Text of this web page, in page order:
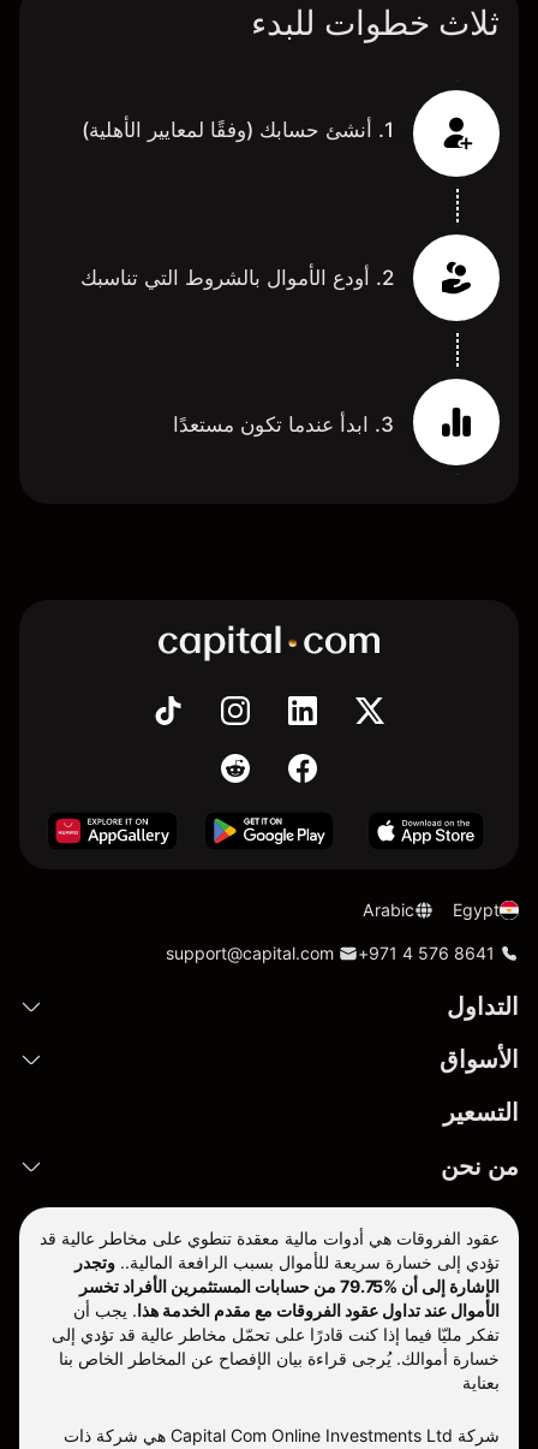
ثلاث خطوات للبدء
1. أنشئ حسابك (وفقًا لمعايير الأهلية)
2. أودع الأموال بالشروط التي تناسبك
3. ابدأ عندما تكون مستعدًا
Egypt
Arabic
+971 4 576 8641
support@capital.com
التداول
الأسواق
التسعير
من نحن
عقود الفروقات هي أدوات مالية معقدة تنطوي على مخاطر عالية قد
تؤدي إلى خسارة سريعة للأموال بسبب الرافعة المالية.. وتجدر
الإشارة إلى أن %79.75 من حسابات المستثمرين الأفراد تخسر
الأموال عند تداول عقود الفروقات مع مقدم الخدمة هذا. يجب أن
تفكر مليّا فيما إذا كنت قادرًا على تحمّل مخاطر عالية قد تؤدي إلى
خسارة أموالك. يُرجى قراءة بيان الإفصاح عن المخاطر الخاص بنا
بعناية
شركة Capital Com Online Investments Ltd هي شركة ذات